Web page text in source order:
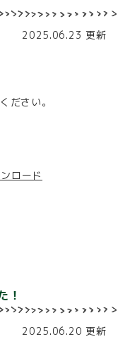
2025.06.23 更新
ださい。
ロード
！
2025.06.20 更新